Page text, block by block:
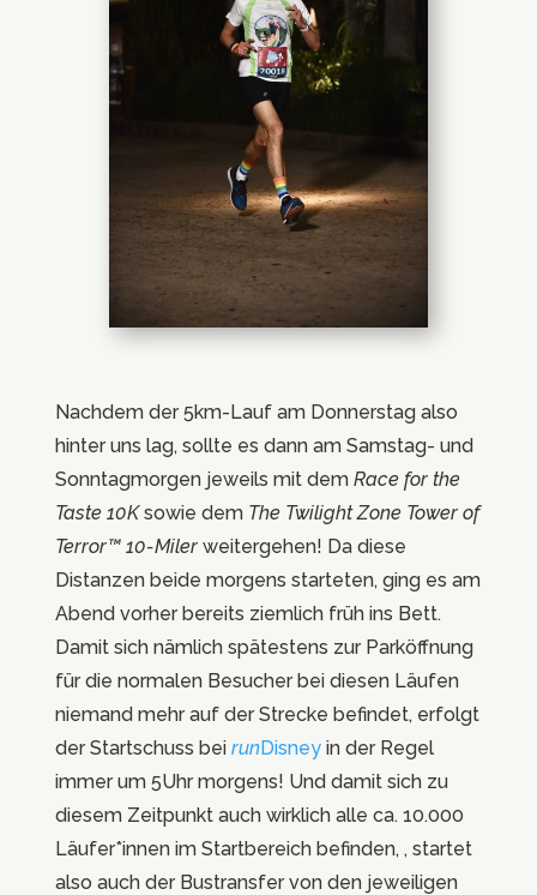
Nachdem der 5km-Lauf am Donnerstag also
hinter uns lag, sollte es dann am Samstag- und
Sonntagmorgen jeweils mit dem Race for the
Taste 10Ksowie dem The Twilight Zone Tower of
Terror™ 10-Miler weitergehen! Da diese
Distanzen beide morgens starteten, ging es am
Abend vorher bereits ziemlich früh ins Bett.
Damit sich nämlich spätestens zur Parköffnung
für die normalen Besucher bei diesen Läufen
niemand mehr auf der Strecke befindet, erfolgt
der Startschuss bei runDisneyin der Regel
immer um 5Uhr morgens! Und damit sich zu
diesem Zeitpunkt auch wirklich alle ca. 10.000
Läufer*innen im Startbereich befinden, , startet
also auch der Bustransfer von den jeweiligen